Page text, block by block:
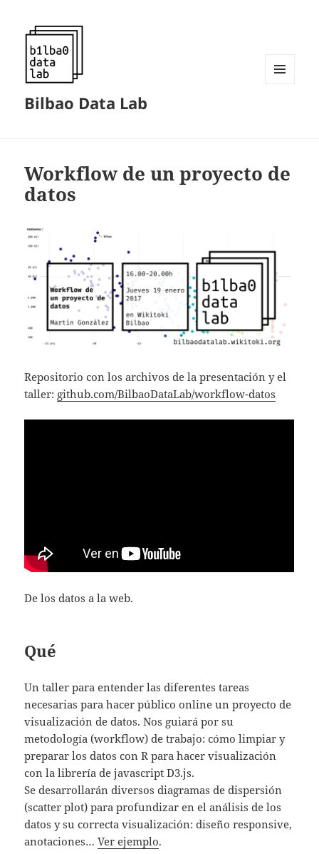
Bilbao Data Lab
Workflow de un proyecto de
datos
Repositorio con los archivos de la presentación y el
taller: github.com/BilbaoDataLab/workflow-datos
De los datos a la web.
Qué
Un taller para entender las diferentes tareas
necesarias para hacer público online un proyecto de
visualización de datos. Nos guiará por su
metodología (workflow) de trabajo: cómo limpiar y
preparar los datos con R para hacer visualización
con la librería de javascript D3.js.
Se desarrollarán diversos diagramas de dispersión
(scatter plot) para profundizar en el análisis de los
datos y su correcta visualización: diseño responsive,
anotaciones…Ver ejemplo.